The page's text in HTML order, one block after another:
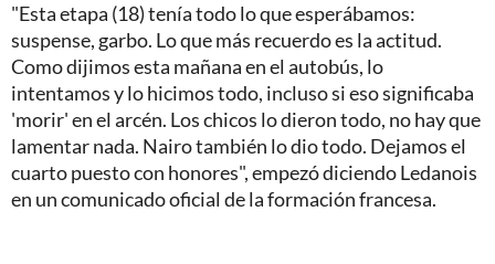
"Esta etapa (18) tenía todo lo que esperábamos:
suspense, garbo. Lo que más recuerdo es la actitud.
Como dijimos esta mañana en el autobús, lo
intentamos y lo hicimos todo, incluso si eso significaba
'morir' en el arcén. Los chicos lo dieron todo, no hay que
lamentar nada. Nairo también lo dio todo. Dejamos el
cuarto puesto con honores", empezó diciendo Ledanois
en un comunicado oficial de la formación francesa.